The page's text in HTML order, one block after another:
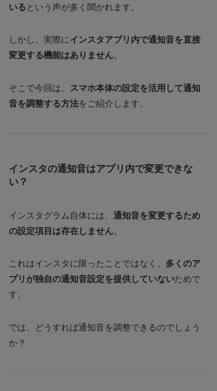
Geminiでエラー1076になる！理由はなぜ？対
あつもりまとめ
シーンを調査
いる という声が多く聞かれます。
しかし、実際にインスタアプリ内で通知音を直接
変更する機能はありません。
そこで今回は、 スマホ本体の設定を活用して通知
音を調整する方法をご紹介します。
インスタの通知音はアプリ内で変更できな
い？
インスタグラム自体には、 通知音を変更するため
の設定項目は存在しません。
これはインスタに限ったことではなく、 多くのア
プリが独自の通知音設定を提供していないためで
す。
では、どうすれば通知音を調整できるのでしょう
か？